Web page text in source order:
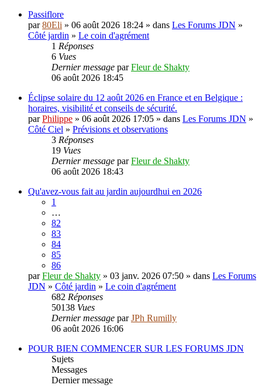
Passiflore
par80Eli » 06 août 2026 18:24 » dans Les Forums JDN »
Côté jardin » Le coin d'agrément
1 Réponses
6 Vues
Dernier message parFleur de Shakty
06 août 2026 18:45
Éclipse solaire du 12 août 2026 en France et en Belgique :
horaires, visibilité et conseils de sécurité.
parPhilippe » 06 août 2026 17:05 » dans Les Forums JDN »
Côté Ciel » Prévisions et observations
3 Réponses
19 Vues
Dernier message parFleur de Shakty
06 août 2026 18:43
Qu'avez-vous fait au jardin aujourdhui en 2026
1
…
82
83
84
85
86
parFleur de Shakty » 03 janv. 2026 07:50 » dans Les Forums
JDN » Côté jardin » Le coin d'agrément
682 Réponses
50138 Vues
Dernier message parJPh Rumilly
06 août 2026 16:06
POUR BIEN COMMENCER SUR LES FORUMS JDN
Sujets
Messages
Dernier message